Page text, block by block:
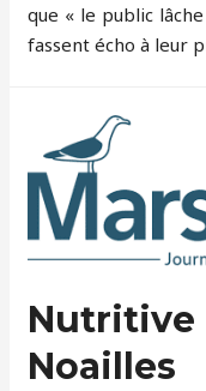
que « le public
fassent écho à leur
Nutritive
Noailles